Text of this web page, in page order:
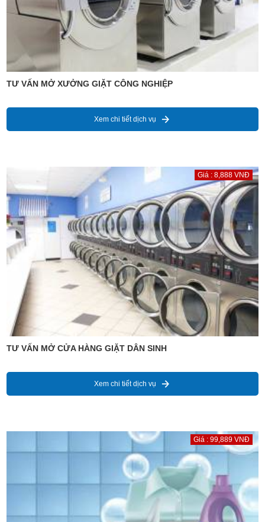
TƯ VẤN MỞ XƯỞNG GIẶT CÔNG NGHIỆP
Xem chi tiết dịch vụ
Giá : 8,888 VNĐ
TƯ VẤN MỞ CỬA HÀNG GIẶT DÂN SINH
Xem chi tiết dịch vụ
Giá : 99,889 VNĐ